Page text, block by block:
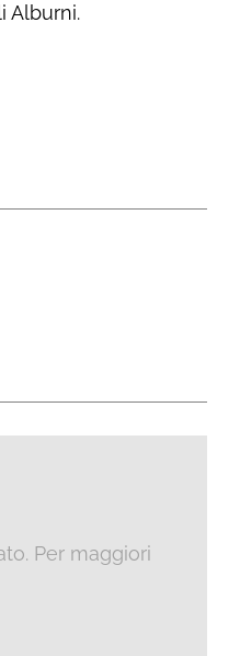
Alburni.
Per maggiori